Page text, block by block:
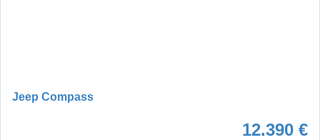
Jeep Compass
12.390 €